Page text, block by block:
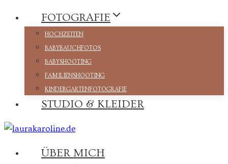
Zum
Inhalt
FOTOGRAFIE
HOCHZEITEN
BABYBAUCHFOTOS
BABYSHOOTING
FAMILIENSHOOTING
KINDERGARTENFOTOGRAFIE
STUDIO & KLEIDER
ÜBER MICH